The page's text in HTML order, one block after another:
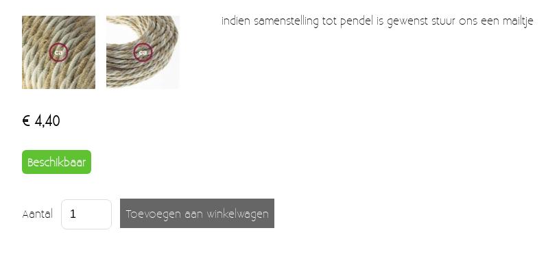
indien samenstelling tot pendel is gewenst stuur ons een mailtje
€ 4,40
Beschikbaar
Aantal